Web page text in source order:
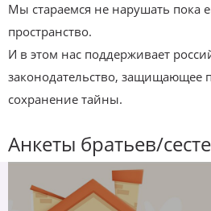
Мы стараемся не нарушать пока
пространство.
И в этом нас поддерживает
законодательство, защищающее
сохранение тайны.
Анкеты братьев/